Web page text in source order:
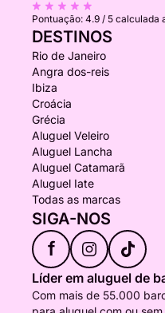
Pontuação: 4.9 / 5 calculada
DESTINOS
Rio de Janeiro
Angra dos-reis
Ibiza
Croácia
Grécia
Aluguel Veleiro
Aluguel Lancha
Aluguel Catamarã
Aluguel Iate
Todas as marcas
SIGA-NOS
f
Líder em aluguel de
Com mais de 55.000